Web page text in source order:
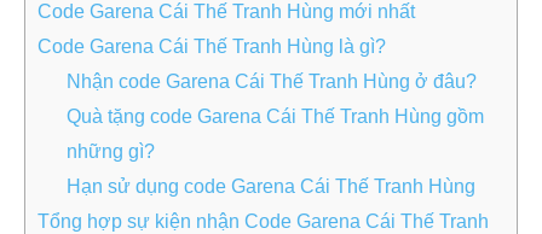
Code Garena Cái Thế Tranh Hùng mới nhất
Code Garena Cái Thế Tranh Hùng là gì?
Nhận code Garena Cái Thế Tranh Hùng ở đâu?
Quà tặng code Garena Cái Thế Tranh Hùng gồm
những gì?
Hạn sử dụng code Garena Cái Thế Tranh Hùng
Tổng hợp sự kiện nhận Code Garena Cái Thế Tranh